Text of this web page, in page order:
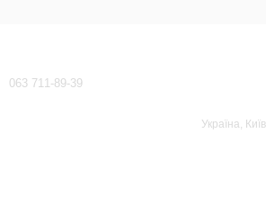
063 711-89-39
Україна,